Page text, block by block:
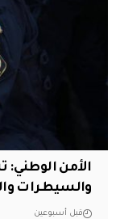
والسيطرات والقبض
قبل أسبوعين